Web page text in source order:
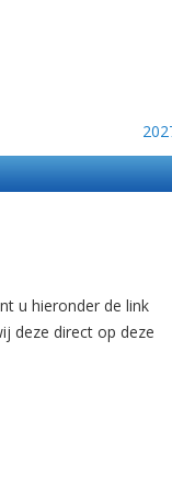
u hieronder de link
deze direct op deze